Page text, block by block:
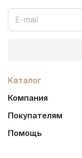
Каталог
Компания
Покупателям
Помощь